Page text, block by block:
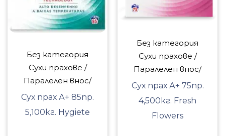
Без категория
Сухи прахове /
Паралелен внос/
Сух прах А+ 85пр.
5,100кг. Hygiete
Без категория
Сухи прахове /
Паралелен внос/
Сух прах А+ 75пр.
4,500кг. Fresh
Flowers